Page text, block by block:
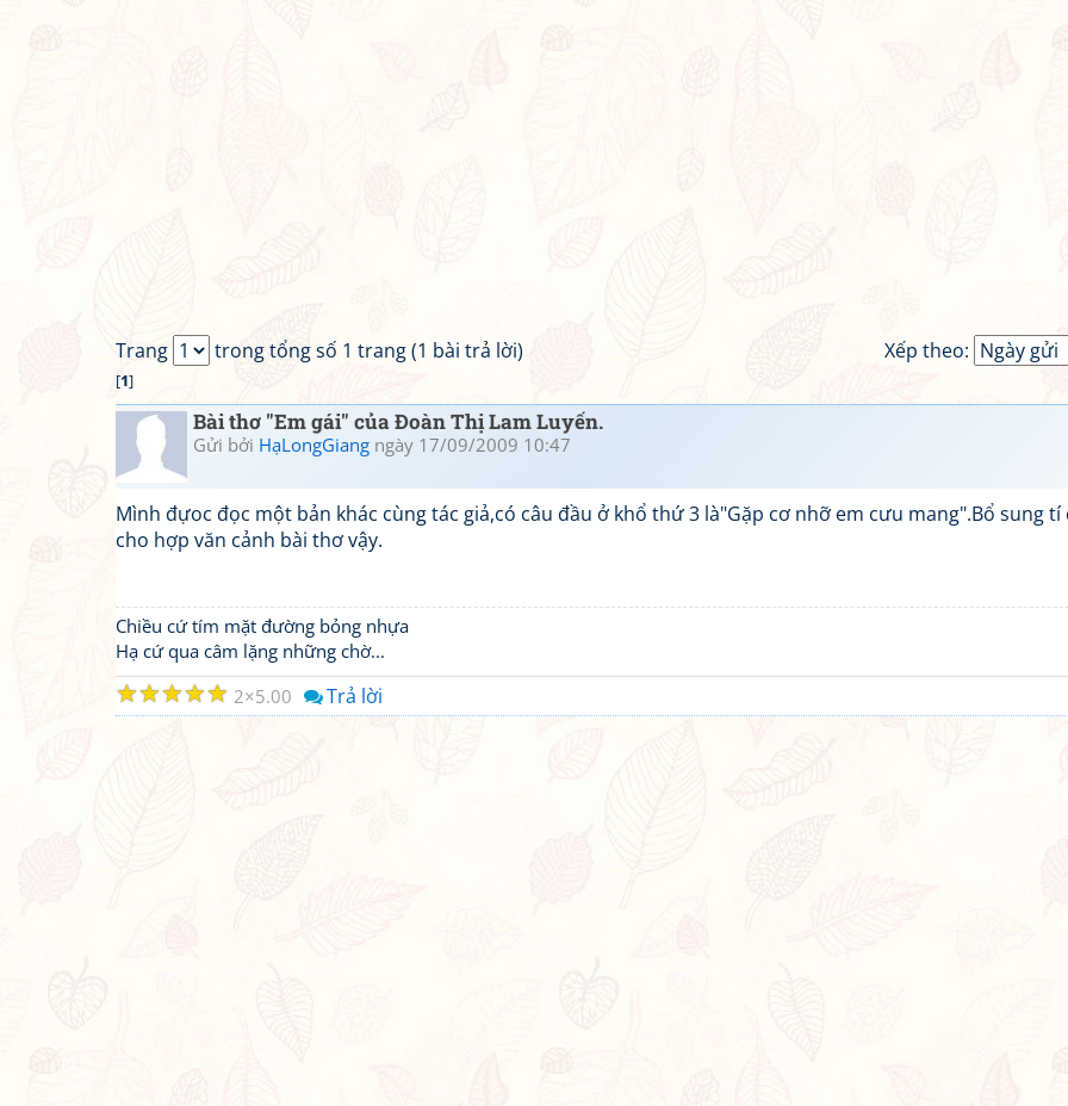
Xếp theo:
Trang trong tổng số 1 trang (1 bài trả lời)
[1]
Bài thơ "Em gái" của Đoàn Thị Lam Luyến.
Gửi bởi HạLongGiang ngày 17/09/2009 10:47
Mình đựoc đọc một bản khác cùng tác giả,có câu đầu ở khổ thứ 3 là"Gặp cơ nhỡ em cưu mang".Bổ sung tí
cho hợp văn cảnh bài thơ vậy.
Chiều cứ tím mặt đường bỏng nhựa
Hạ cứ qua câm lặng những chờ...
☆
☆
☆
☆
☆ 2 5.00 Trả lời